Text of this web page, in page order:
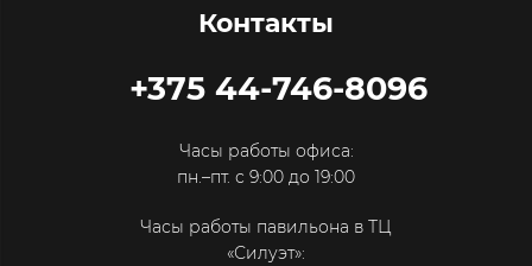
Контакты
+375 44-746-8096
Часы работы офиса:
пн.–пт. с 9:00 до 19:00
Часы работы павильона в ТЦ
«Силуэт»: